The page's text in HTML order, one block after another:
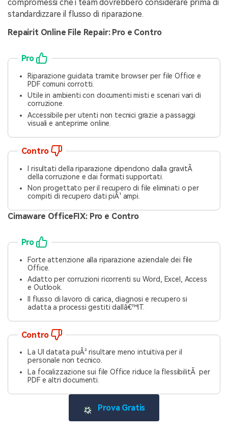
compromessi che i team dovrebbero considerare prima di
standardizzare il flusso di riparazione.
Repairit Online File Repair: Pro e Contro
Pro
Riparazione guidata tramite browser per file Office e
PDF comuni corrotti.
Utile in ambienti con documenti misti e scenari vari di
corruzione.
Accessibile per utenti non tecnici grazie a passaggi
visuali e anteprime online.
Contro
I risultati della riparazione dipendono dalla gravitÃ
della corruzione e dai formati supportati.
Non progettato per il recupero di file eliminati o per
compiti di recupero dati piÃ¹ ampi.
Cimaware OfficeFIX: Pro e Contro
Pro
Forte attenzione alla riparazione aziendale dei file
Office.
Adatto per corruzioni ricorrenti su Word, Excel, Access
e Outlook.
Il flusso di lavoro di carica, diagnosi e recupero si
adatta a processi gestiti dallâ€™IT.
Contro
La UI datata puÃ² risultare meno intuitiva per il
personale non tecnico.
La focalizzazione sui file Office riduce la flessibilitÃ per
PDF e altri documenti.
Prova Gratis